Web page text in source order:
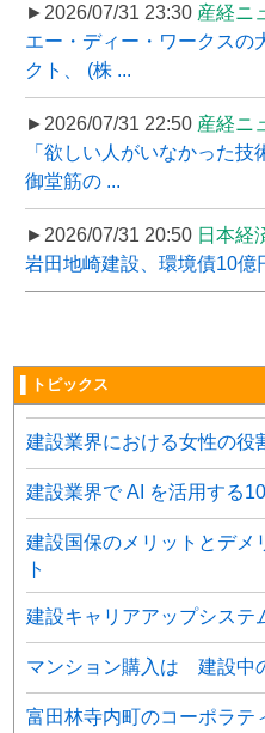
►2026/07/31 23:30 産経ニ
エー・ディー・ワークスの
クト、 (株 ...
►2026/07/31 22:50 産経ニ
「欲しい人がいなかった技
御堂筋の ...
►2026/07/31 20:50 日本経
岩田地崎建設、環境債10億
▌トピックス
建設業界における女性の役
建設業界で AI を活用する
建設国保のメリットとデメ
ト
建設キャリアアップシステ
マンション購入は 建設中
富田林寺内町のコーポラテ